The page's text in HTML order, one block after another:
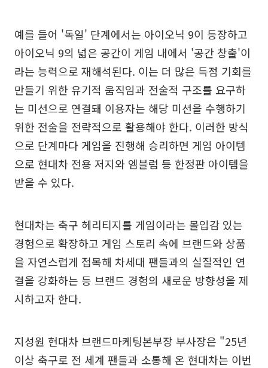
예를 들어 '독일' 단계에서는 아이오닉 9이 등장하고
아이오닉 9의 넓은 공간이 게임 내에서 '공간 창출'이
라는 능력으로 재해석된다. 이는 더 많은 득점 기회를
만들기 위한 유기적 움직임과 전술적 구조를 요구하
는 미션으로 연결돼 이용자는 해당 미션을 수행하기
위한 전술을 전략적으로 활용해야 한다. 이러한 방식
으로 단계마다 게임을 진행해 승리하면 게임 아이템
으로 현대차 전용 저지와 엠블럼 등 한정판 아이템을
받을 수 있다.
현대차는 축구 헤리티지를 게임이라는 몰입감 있는
경험으로 확장하고 게임 스토리 속에 브랜드와 상품
을 자연스럽게 접목해 차세대 팬들과의 실질적인 연
결을 강화하는 등 브랜드 경험의 새로운 방향성을 제
시하고자 한다.
지성원 현대차 브랜드마케팅본부장 부사장은 "25년
이상 축구로 전 세계 팬들과 소통해 온 현대차는 이번